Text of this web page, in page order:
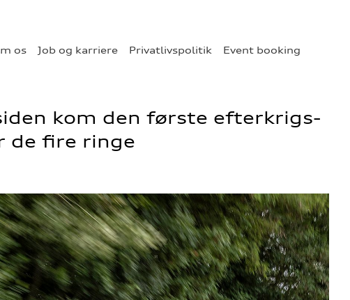
os Job og karriere Privatlivspolitik Event booking
kom den første efterkrigs-
de fire ringe